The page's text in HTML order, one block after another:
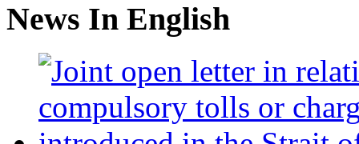
News In English